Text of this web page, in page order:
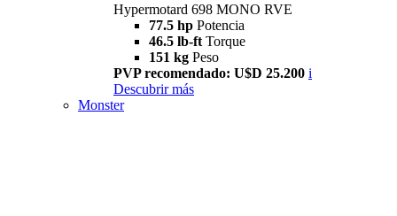
Hypermotard 698 MONO RVE
77.5 hp Potencia
46.5 lb-ft Torque
151 kg Peso
PVP recomendado: U$D 25.200 i
Descubrir más
Monster